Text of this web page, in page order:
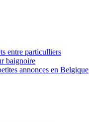
entre particulliers
baignoire
annonces en Belgique